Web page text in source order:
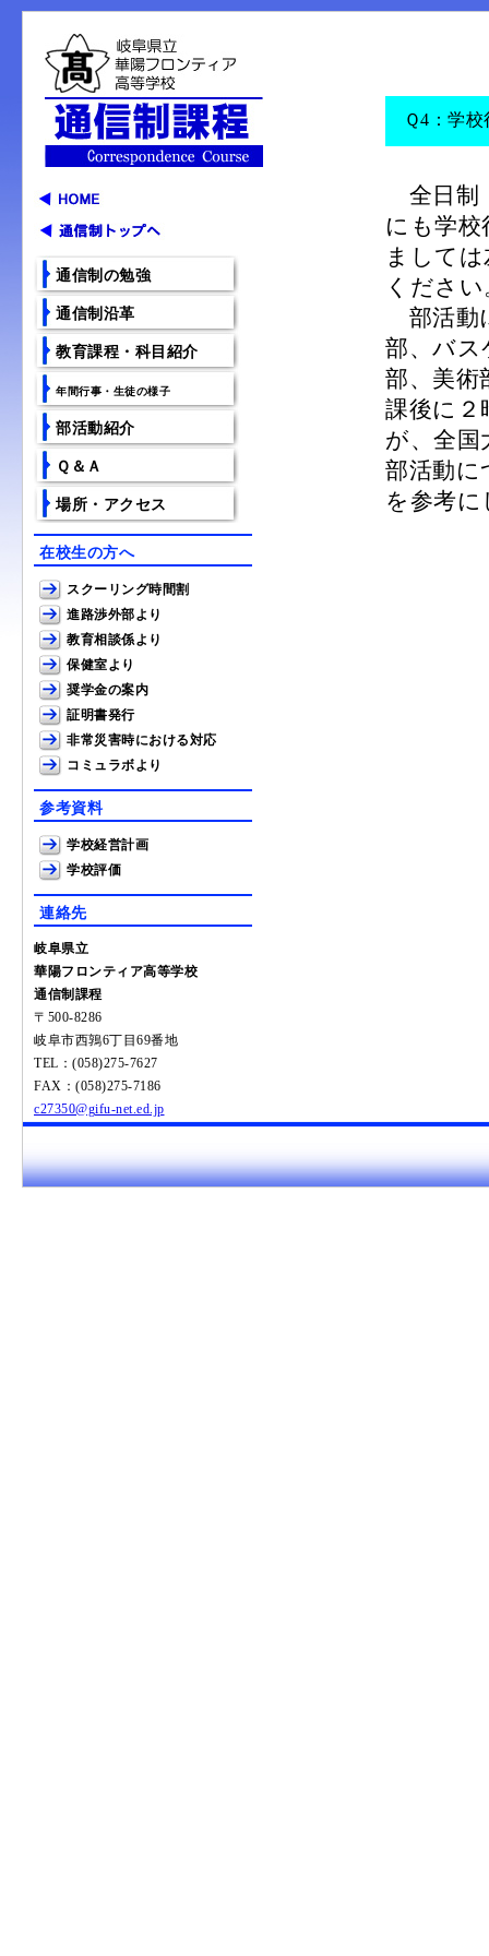
Ｑ4：学校
全日制
にも学
まして
ください
部活動
部、バス
部、美術
課後に２
が、全国
部活動に
を参考
通信制の勉強
通信制沿革
教育課程・科目紹介
年間行事・生徒の様子
部活動紹介
Ｑ＆Ａ
場所・アクセス
在校生の方へ
スクーリング時間割
進路渉外部より
教育相談係より
保健室より
奨学金の案内
証明書発行
非常災害時における対応
コミュラボより
参考資料
学校経営計画
学校評価
連絡先
岐阜県立
華陽フロンティア高等学校
通信制課程
〒500-8286
岐阜市西鶉6丁目69番地
TEL：(058)275-7627
FAX：(058)275-7186
c27350@gifu-net.ed.jp